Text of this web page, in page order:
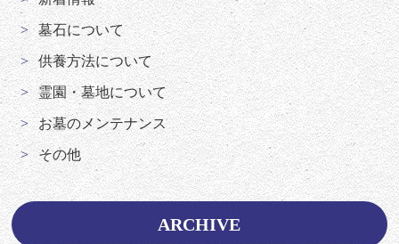
墓石について
供養方法について
霊園・墓地について
お墓のメンテナンス
その他
ARCHIVE